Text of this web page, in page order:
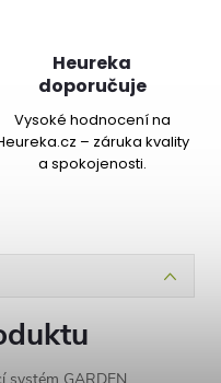
Heureka
doporučuje
Vysoké hodnocení na
– záruka kvality
a spokojenosti.